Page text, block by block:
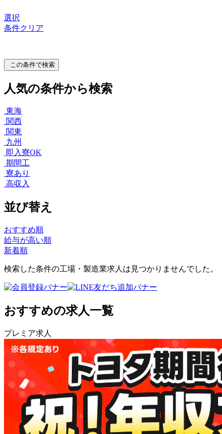
選択
条件クリア
この条件で検索
人気の条件から検索
東海
関西
関東
九州
即入寮OK
期間工
寮あり
高収入
並び替え
おすすめ順
給与が高い順
新着順
検索した条件の工場・製造業求人は見つかりませんでした。
おすすめの求人一覧
プレミア求人